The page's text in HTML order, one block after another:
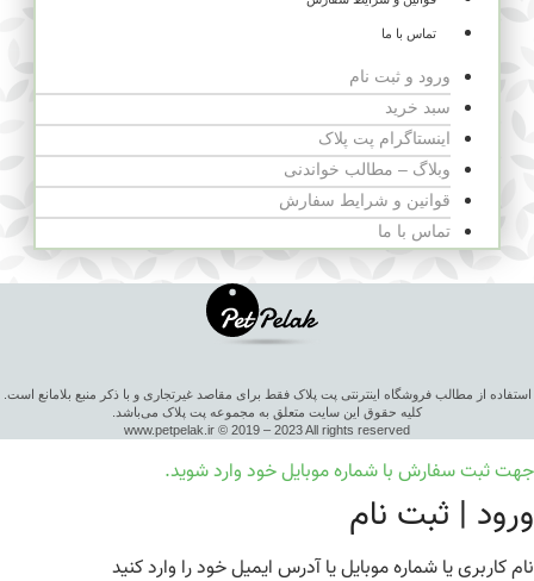
تماس با ما
ورود و ثبت نام
سبد خرید
اینستاگرام پت پلاک
وبلاگ – مطالب خواندنی
قوانین و شرایط سفارش
تماس با ما
استفاده از مطالب فروشگاه اینترنتی پت پلاک فقط برای مقاصد غیرتجاری و با ذکر منبع بلامانع است.
کلیه حقوق این سایت متعلق به مجموعه پت پلاک می‌باشد.
www.petpelak.ir © 2019 – 2023 All rights reserved
جهت ثبت سفارش با شماره موبایل خود وارد شوید.
ورود | ثبت نام
نام کاربری یا شماره موبایل یا آدرس ایمیل خود را وارد کنید